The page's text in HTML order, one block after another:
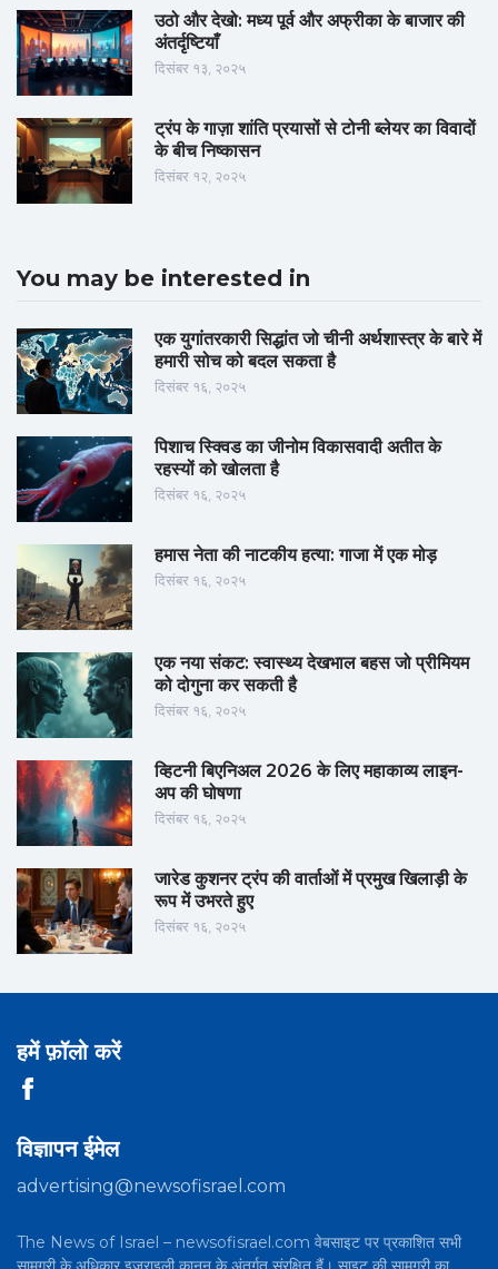
उठो और देखो: मध्य पूर्व और अफ्रीका के बाजार की
अंतर्दृष्टियाँ
दिसंबर १३, २०२५
ट्रंप के गाज़ा शांति प्रयासों से टोनी ब्लेयर का विवादों
के बीच निष्कासन
दिसंबर १२, २०२५
You may be interested in
एक युगांतरकारी सिद्धांत जो चीनी अर्थशास्त्र के बारे में
हमारी सोच को बदल सकता है
दिसंबर १६, २०२५
पिशाच स्क्विड का जीनोम विकासवादी अतीत के
रहस्यों को खोलता है
दिसंबर १६, २०२५
हमास नेता की नाटकीय हत्या: गाजा में एक मोड़
दिसंबर १६, २०२५
एक नया संकट: स्वास्थ्य देखभाल बहस जो प्रीमियम
को दोगुना कर सकती है
दिसंबर १६, २०२५
व्हिटनी बिएनिअल 2026 के लिए महाकाव्य लाइन-
अप की घोषणा
दिसंबर १६, २०२५
जारेड कुशनर ट्रंप की वार्ताओं में प्रमुख खिलाड़ी के
रूप में उभरते हुए
दिसंबर १६, २०२५
हमें फ़ॉलो करें
विज्ञापन ईमेल
advertising@newsofisrael.com
The News of Israel – newsofisrael.com वेबसाइट पर प्रकाशित सभी